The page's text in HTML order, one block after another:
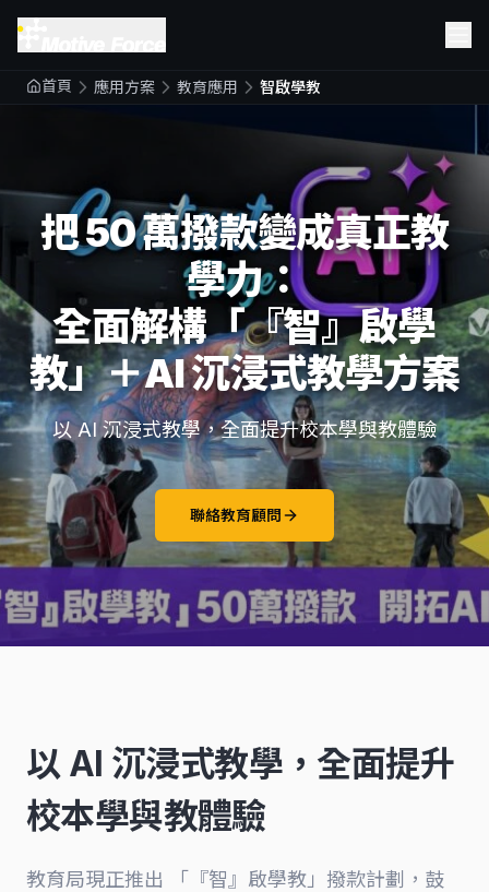
首頁 應用方案 教育應用 智啟學教
把 50 萬撥款變成真正教
學力：
全面解構「『智』啟學
教」＋AI 沉浸式教學方案
以 AI 沉浸式教學，全面提升校本學與教體驗
聯絡教育顧問
以 AI 沉浸式教學，全面提升
校本學與教體驗
教育局現正推出 「『智』啟學教」撥款計劃，鼓